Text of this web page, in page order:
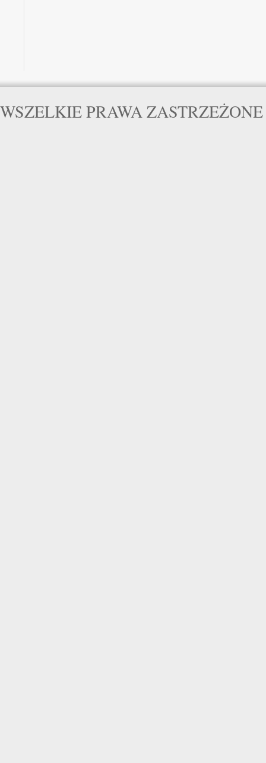
WSZELKIE PRAWA